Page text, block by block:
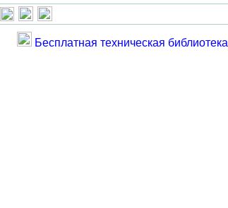
Бесплатная техническая библиотека